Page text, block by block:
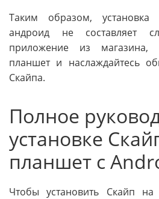
Таким образом,
андроид не составляет
приложение из магазина,
планшет и наслаждайтесь
Скайпа.
Полное
установке
планшет с
Чтобы установить Скайп